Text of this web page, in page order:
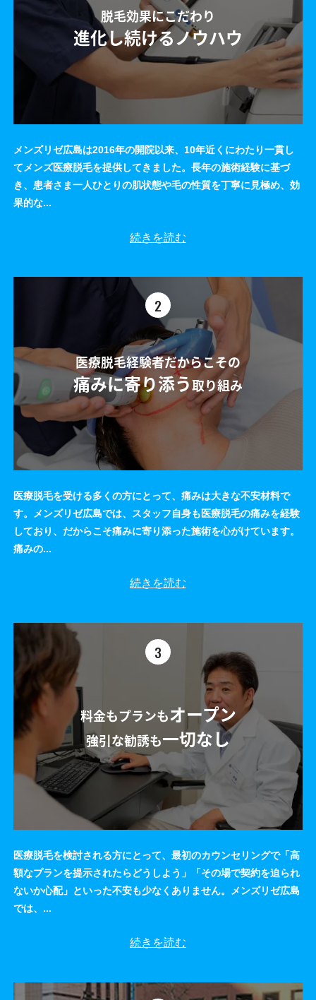
脱毛効果にこだわり
進化し続けるノウハウ
メンズリゼ広島は2016年の開院以来、10年近くにわたり一貫し
てメンズ医療脱毛を提供してきました。長年の施術経験に基づ
き、患者さま一人ひとりの肌状態や毛の性質を丁寧に見極め、効
果的な...
続きを読む
2
医療脱毛経験者だからこその
痛みに寄り添う取り組み
医療脱毛を受ける多くの方にとって、痛みは大きな不安材料で
す。メンズリゼ広島では、スタッフ自身も医療脱毛の痛みを経験
しており、だからこそ痛みに寄り添った施術を心がけています。
痛みの...
続きを読む
3
料金もプランもオープン
強引な勧誘も一切なし
医療脱毛を検討される方にとって、最初のカウンセリングで「高
額なプランを提示されたらどうしよう」「その場で契約を迫られ
ないか心配」といった不安も少なくありません。メンズリゼ広島
では、 ...
続きを読む